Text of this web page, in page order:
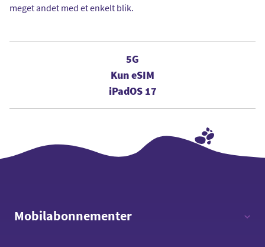
meget andet med et enkelt blik.
5G
Kun eSIM
iPadOS 17
Mobilabonnementer